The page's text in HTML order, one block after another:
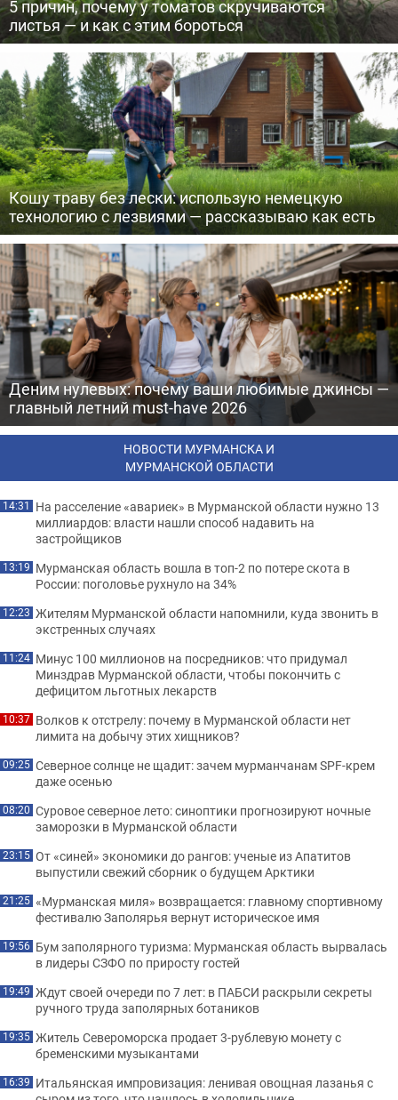
5 причин, почему у томатов скручиваются
листья — и как с этим бороться
Кошу траву без лески: использую немецкую
технологию с лезвиями — рассказываю как есть
Деним нулевых: почему ваши любимые джинсы —
главный летний must-have 2026
НОВОСТИ МУРМАНСКА И
МУРМАНСКОЙ ОБЛАСТИ
14:31 На расселение «авариек» в Мурманской области нужно 13
миллиардов: власти нашли способ надавить на
застройщиков
13:19 Мурманская область вошла в топ-2 по потере скота в
России: поголовье рухнуло на 34%
12:23 Жителям Мурманской области напомнили, куда звонить в
экстренных случаях
11:24 Минус 100 миллионов на посредников: что придумал
Минздрав Мурманской области, чтобы покончить с
дефицитом льготных лекарств
10:37 Волков к отстрелу: почему в Мурманской области нет
лимита на добычу этих хищников?
09:25 Северное солнце не щадит: зачем мурманчанам SPF-крем
даже осенью
08:20 Суровое северное лето: синоптики прогнозируют ночные
заморозки в Мурманской области
23:15 От «синей» экономики до рангов: ученые из Апатитов
выпустили свежий сборник о будущем Арктики
21:25 «Мурманская миля» возвращается: главному спортивному
фестивалю Заполярья вернут историческое имя
19:56 Бум заполярного туризма: Мурманская область вырвалась
в лидеры СЗФО по приросту гостей
19:49 Ждут своей очереди по 7 лет: в ПАБСИ раскрыли секреты
ручного труда заполярных ботаников
19:35 Житель Североморска продает 3-рублевую монету с
бременскими музыкантами
16:39 Итальянская импровизация: ленивая овощная лазанья с